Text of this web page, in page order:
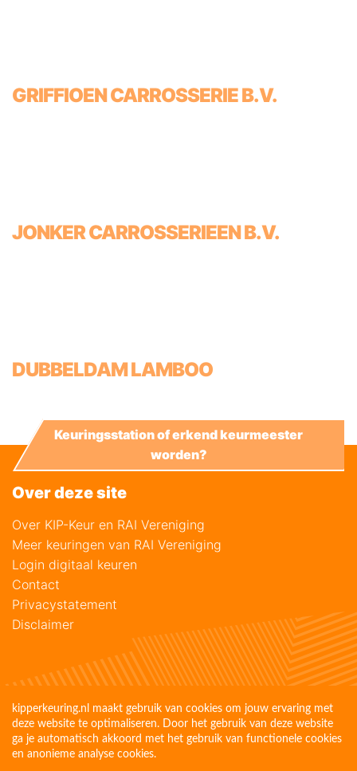
GRIFFIOEN CARROSSERIE B.V.
JONKER CARROSSERIEEN B.V.
DUBBELDAM LAMBOO
Over deze site
Over KIP-Keur en RAI Vereniging
Meer keuringen van RAI Vereniging
Login digitaal keuren
Contact
Privacystatement
Disclaimer
Keuringsstation of erkend keurmeester
worden?
kipperkeuring.nl maakt gebruik van cookies om jouw ervaring met
deze website te optimaliseren. Door het gebruik van deze website
ga je automatisch akkoord met het gebruik van functionele cookies
en anonieme analyse cookies.